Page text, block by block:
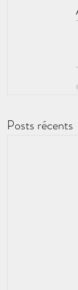
Posts récents